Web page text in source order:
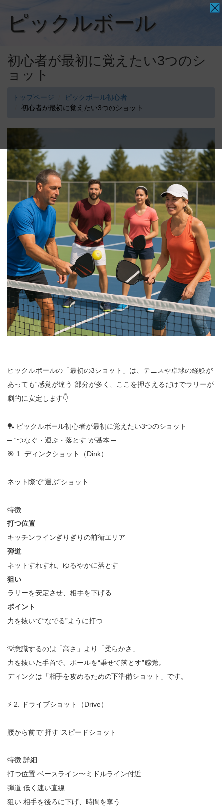
ピックルボール
初心者が最初に覚えたい3つのシ
ョット
トップページ
ピックボール初心者
初心者が最初に覚えたい3つのショット
ピックルボールの「最初の3ショット」は、テニスや卓球の経験が
あっても“感覚が違う”部分が多く、ここを押さえるだけでラリーが
劇的に安定します👇
🏓 ピックルボール初心者が最初に覚えたい3つのショット
─ “つなぐ・運ぶ・落とす”が基本 ─
🎯 1. ディンクショット（Dink）
ネット際で“運ぶ”ショット
特徴
打つ位置
キッチンラインぎりぎりの前衛エリア
弾道
ネットすれすれ、ゆるやかに落とす
狙い
ラリーを安定させ、相手を下げる
ポイント
力を抜いて“なでる”ように打つ
💡意識するのは「高さ」より「柔らかさ」
力を抜いた手首で、ボールを“乗せて落とす”感覚。
ディンクは「相手を攻めるための下準備ショット」です。
⚡ 2. ドライブショット（Drive）
腰から前で“押す”スピードショット
特徴 詳細
打つ位置 ベースライン〜ミドルライン付近
弾道 低く速い直線
狙い 相手を後ろに下げ、時間を奪う